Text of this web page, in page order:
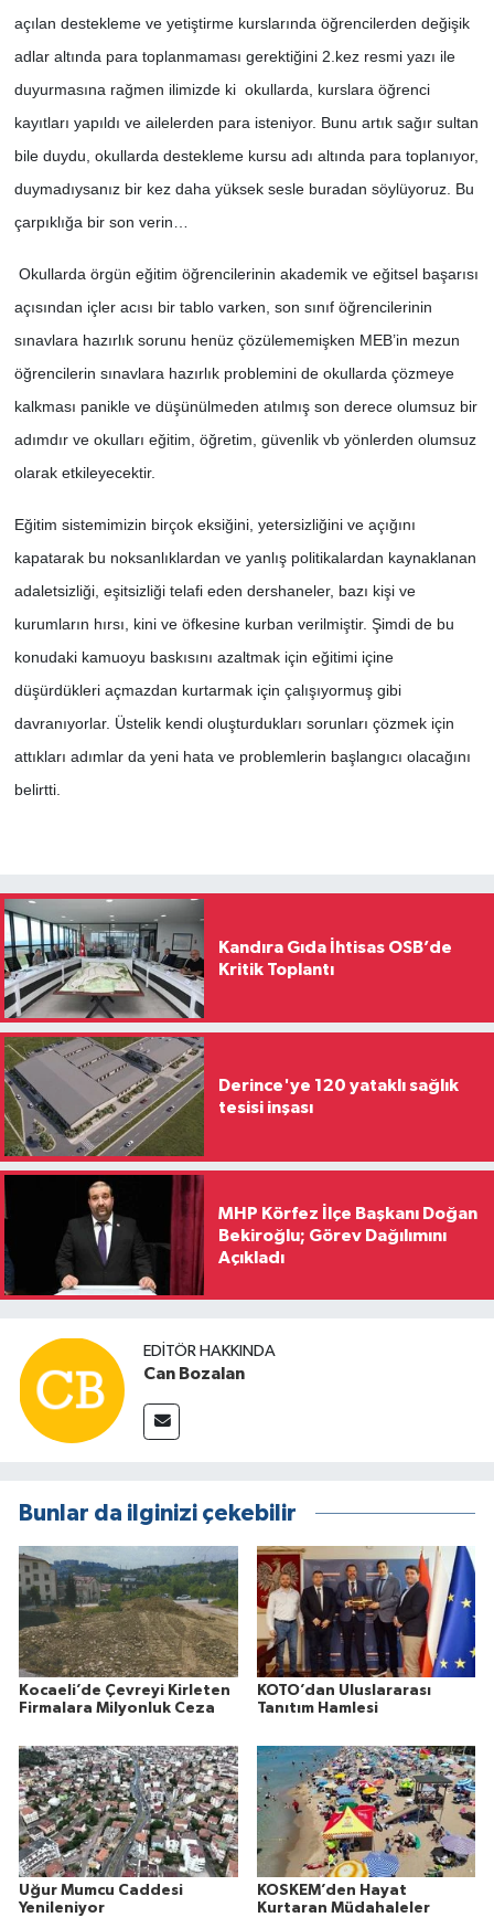
açılan destekleme ve yetiştirme kurslarında öğrencilerden değişik
adlar altında para toplanmaması gerektiğini 2.kez resmi yazı ile
duyurmasına rağmen ilimizde ki okullarda, kurslara öğrenci
kayıtları yapıldı ve ailelerden para isteniyor. Bunu artık sağır sultan
bile duydu, okullarda destekleme kursu adı altında para toplanıyor,
duymadıysanız bir kez daha yüksek sesle buradan söylüyoruz. Bu
çarpıklığa bir son verin…
Okullarda örgün eğitim öğrencilerinin akademik ve eğitsel başarısı
açısından içler acısı bir tablo varken, son sınıf öğrencilerinin
sınavlara hazırlık sorunu henüz çözülememişken MEB’in mezun
öğrencilerin sınavlara hazırlık problemini de okullarda çözmeye
kalkması panikle ve düşünülmeden atılmış son derece olumsuz bir
adımdır ve okulları eğitim, öğretim, güvenlik vb yönlerden olumsuz
olarak etkileyecektir.
Eğitim sistemimizin birçok eksiğini, yetersizliğini ve açığını
kapatarak bu noksanlıklardan ve yanlış politikalardan kaynaklanan
adaletsizliği, eşitsizliği telafi eden dershaneler, bazı kişi ve
kurumların hırsı, kini ve öfkesine kurban verilmiştir. Şimdi de bu
konudaki kamuoyu baskısını azaltmak için eğitimi içine
düşürdükleri açmazdan kurtarmak için çalışıyormuş gibi
davranıyorlar. Üstelik kendi oluşturdukları sorunları çözmek için
attıkları adımlar da yeni hata ve problemlerin başlangıcı olacağını
belirtti.
Kandıra Gıda İhtisas OSB’de
Kritik Toplantı
Derince'ye 120 yataklı sağlık
tesisi inşası
MHP Körfez İlçe Başkanı Doğan
Bekiroğlu; Görev Dağılımını
Açıkladı
EDITÖR HAKKINDA
Can Bozalan
Bunlar da ilginizi çekebilir
Kocaeli’de Çevreyi Kirleten
Firmalara Milyonluk Ceza
KOTO’dan Uluslararası
Tanıtım Hamlesi
Uğur Mumcu Caddesi
Yenileniyor
KOSKEM’den Hayat
Kurtaran Müdahaleler